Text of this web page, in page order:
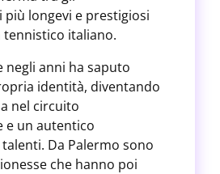
longevi e prestigiosi
italiano.
negli anni ha saputo
identità, diventando
nel circuito
e un autentico
Da Palermo sono
che hanno poi